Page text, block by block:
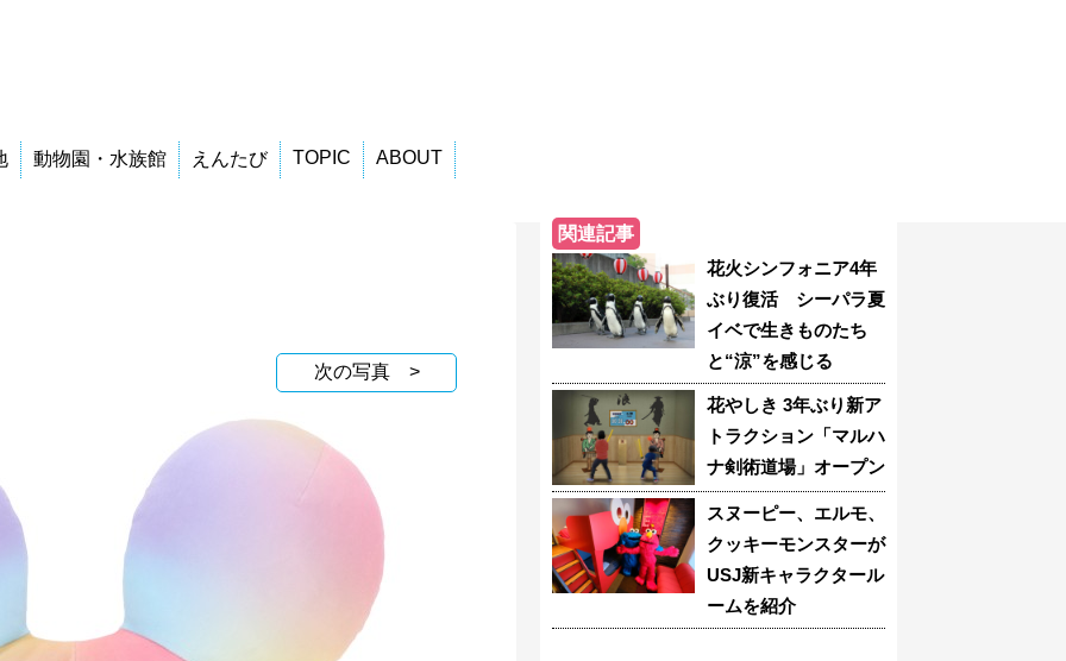
動物園・水族館 えんたび TOPIC ABOUT
次の写真 >
関連記事
花火シンフォニア4年
ぶり復活 シーパラ夏
イベで生きものたち
と“涼”を感じる
花やしき 3年ぶり新ア
トラクション「マルハ
ナ剣術道場」オープン
スヌーピー、エルモ、
クッキーモンスターが
USJ新キャラクタール
ームを紹介